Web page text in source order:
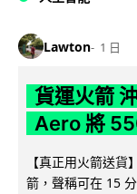
Lawton 1 日
貨運火箭
Aero 將
【真正用火箭送
箭，聲稱可在 15